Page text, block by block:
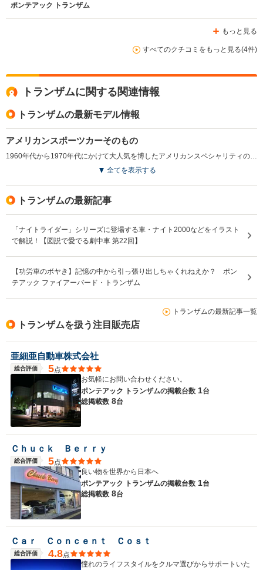
ポンテアック トランザム
もっと見る
すべてのクチコミをもっと見る(4件)
トランザムに関する関連情報
トランザムの最新モデル情報
アメリカンスポーツカーそのもの
1960年代から1970年代にかけて大人気を博したアメリカンスペシャリティの代表的存在。マスタング、カマロと並ぶクーペ御三家の一台だ。2ドア4シーターのこのモデルはカマロと基本コンポーネンツを共有するもので、ボディパネルも共通部分が多い。カマロがフィックスドヘッドライトをもつのに対して、ファイアーバードはリトラクタブルライトとなる。本国にはベースモデルに加えてフォーミュラ、トランザム、トランザムGTAの4モデルがラインナップされていたが、そのうち日本へ正規輸入されたのは5LのV8のトランザムとトランザムGTAのみ。駆動方式はFRで、ミッションはいずれも4AT。ちなみに本国仕様のGTAにはマニュアルミッションの設定もあった。（1991.11）
全てを表示する
トランザムの最新記事
「ナイトライダー」シリーズに登場する車・ナイト2000などをイラスト
で解説！【図説で愛でる劇中車 第22回】
【功労車のボヤき】記憶の中から引っ張り出しちゃくれねえか？ ポン
テアック ファイアーバード・トランザム
トランザムの最新記事一覧
トランザムを扱う注目販売店
亜細亜自動車株式会社
総合評価 5点
お気軽にお問い合わせください。
ポンテアック トランザムの掲載台数 1台
総掲載数 8台
Ｃｈｕｃｋ Ｂｅｒｒｙ
総合評価 5点
良い物を世界から日本へ
ポンテアック トランザムの掲載台数 1台
総掲載数 8台
Ｃａｒ Ｃｏｎｃｅｎｔ Ｃｏｓｔ
総合評価 4.8点
憧れのライフスタイルをクルマ選びからサポートいた